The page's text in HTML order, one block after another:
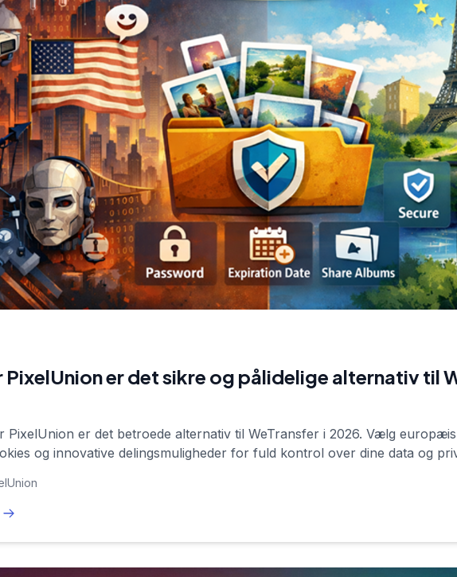
er det sikre og pålidelige alternativ til
er det betroede alternativ til WeTransfer i 2026. Vælg
og innovative delingsmuligheder for fuld kontrol over dine data og